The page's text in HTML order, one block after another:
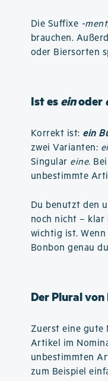
Die Suffixe -ment
brauchen.
oder Biersorten
Ist eseinoder
Korrekt ist: ein
zwei Varianten:
Singular eine.
unbestimmte
Du benutzt den
noch nicht –
wichtig ist. Wenn
Bonbon genau
Der Plural
Zuerst eine gute
Artikel im
unbestimmten
zum Beispiel